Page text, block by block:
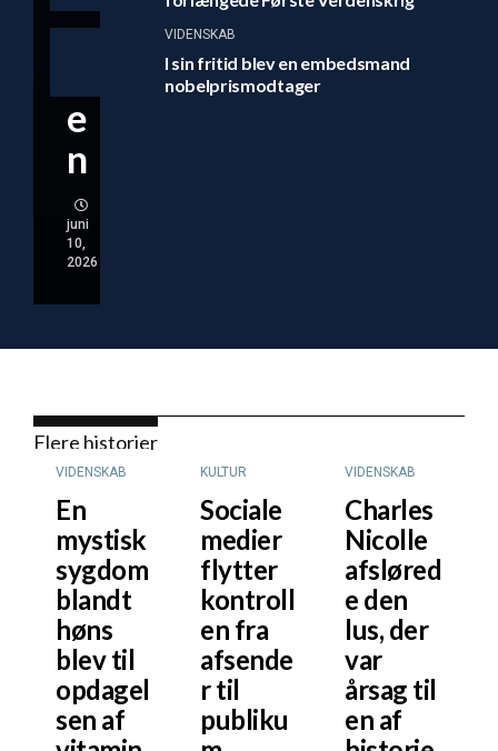
m
e
n
juni
10,
2026
VIDENSKAB
I sin fritid blev en embedsmand
nobelprismodtager
Flere historier
VIDENSKAB
En
mystisk
sygdom
blandt
høns
blev til
opdagel
sen af
KULTUR
Sociale
medier
flytter
kontroll
en fra
afsende
r til
publiku
VIDENSKAB
Charles
Nicolle
afsløred
e den
lus, der
var
årsag til
en af